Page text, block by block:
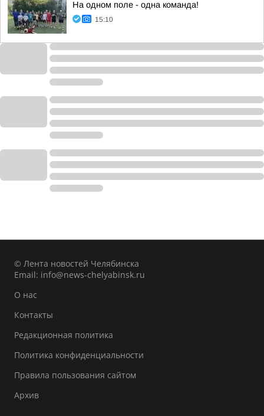
На одном поле - одна команда!
15:10
© Лента новостей Челябинска
Email: info@news-chelyabinsk.ru
О нас
Контакты
Редакционная политика
Политика конфиденциальности
Правила пользования сайтом
Архив